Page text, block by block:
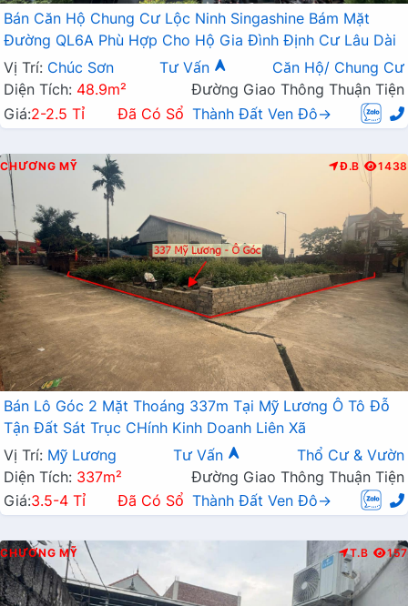
Bán Căn Hộ Chung Cư Lộc Ninh Singashine Bám Mặt
Đường QL6A Phù Hợp Cho Hộ Gia Đình Định Cư Lâu Dài
Vị Trí: Chúc Sơn Tư Vấn
Căn Hộ/ Chung Cư
Diện Tích: 48.9m²
Đường Giao Thông Thuận Tiện
Giá:2-2.5 Tỉ Đã Có Sổ Thành Đất Ven Đô→
CHƯƠNG MỸ Đ.B 1438
Bán Lô Góc 2 Mặt Thoáng 337m Tại Mỹ Lương Ô Tô Đỗ
Tận Đất Sát Trục CHính Kinh Doanh Liên Xã
Vị Trí: Mỹ Lương Tư Vấn
Thổ Cư & Vườn
Diện Tích: 337m²
Đường Giao Thông Thuận Tiện
Giá:3.5-4 Tỉ Đã Có Sổ Thành Đất Ven Đô→
CHƯƠNG MỸ T.B 157